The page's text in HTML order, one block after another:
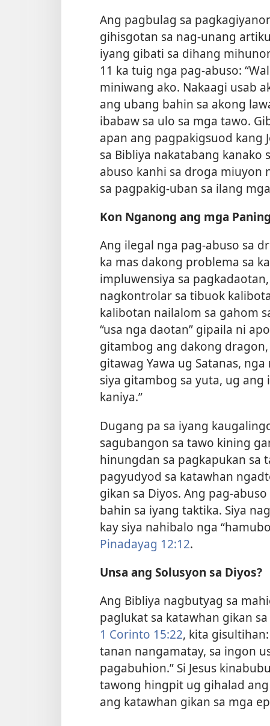
Ang pagbulag sa
gihisgotan sa nag-unang
iyang gibati sa dihang
11 ka tuig nga pag-abuso:
miniwang ako. Nakaagi usab
ang ubang bahin sa akong
ibabaw sa ulo sa mga tawo.
apan ang pagpakigsuod kang
sa Bibliya nakatabang kanako
abuso kanhi sa droga miuyon
sa pagpakig-uban sa ilang
Kon Nganong ang mga
Ang ilegal nga pag-abuso sa
ka mas dakong problema sa
impluwensiya sa
nagkontrolar sa tibuok
kalibotan nailalom sa gahom
“usa nga daotan” gipaila ni
gitambog ang dakong
gitawag Yawa ug Satanas,
siya gitambog sa yuta, ug
kaniya.”
Dugang pa sa iyang
sagubangon sa tawo kining
hinungdan sa pagkapukan sa
pagyudyod sa katawhan
gikan sa Diyos. Ang pag-
bahin sa iyang taktika. Siya
kay siya nahibalo nga
Pinadayag 12:12.
Unsa ang Solusyon sa Diyos?
Ang Bibliya nagbutyag sa
paglukat sa katawhan gikan
1 Corinto 15:​22, kita
tanan nangamatay, sa ingon
pagabuhion.” Si Jesus
tawong hingpit ug gihalad
ang katawhan gikan sa mga